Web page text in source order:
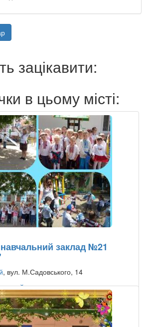
зацікавити:
в цьому місті:
заклад №21
, вул. М.Садовського, 14